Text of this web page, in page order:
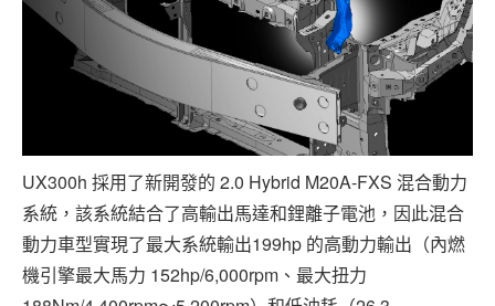
UX300h 採用了新開發的 2.0 Hybrid M20A-FXS 混合動力
系統，該系統結合了高輸出馬達和鋰離子電池，因此混合
動力車型實現了最大系統輸出199hp 的高動力輸出（內燃
機引擎最大馬力 152hp/6,000rpm、最大扭力